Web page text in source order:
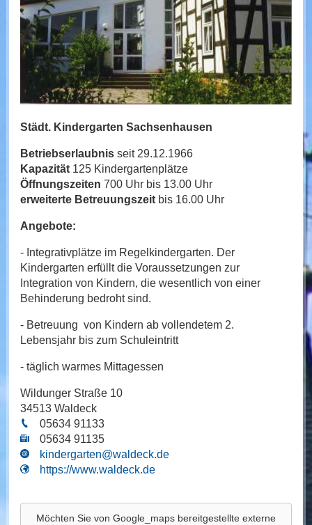
Städt. Kindergarten Sachsenhausen
Betriebserlaubnisseit 29.12.1966
Kapazität125 Kindergartenplätze
Öffnungszeiten 700 Uhr bis 13.00 Uhr
erweiterte Betreuungszeitbis 16.00 Uhr
Angebote:
- Integrativplätze im Regelkindergarten. Der
Kindergarten erfüllt die Voraussetzungen zur
Integration von Kindern, die wesentlich von einer
Behinderung bedroht sind.
- Betreuung von Kindern ab vollendetem 2.
Lebensjahr bis zum Schuleintritt
- täglich warmes Mittagessen
Wildunger Straße 10
34513 Waldeck
05634 91133
05634 91135
kindergarten@waldeck.de
https://www.waldeck.de
Möchten Sie von Google_mapsbereitgestellte externe